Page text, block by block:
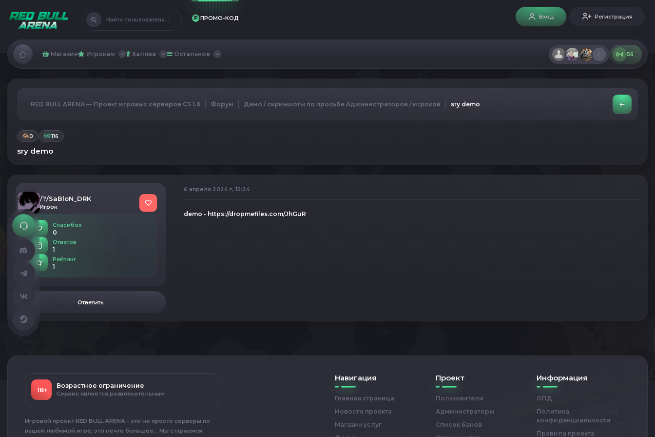
Найти пользователя... ПРОМО-КОД Вход Регистрация
Магазин Игрокам Халява Остальное 56
RED BULL ARENA — Проект игровых серверов CS 1.6 Форум Демо / скриншоты по просьбе Администраторов / игроков sry demo
0 116
sry demo
/?/SaBloN_DRK
Игрок
Спасибок
0
Ответов
1
Рейтинг
1
Ответить
6 апреля 2024 г, 15:24
demo - https://dropmefiles.com/JhGuR
18+
Возрастное ограничение
Сервис является развлекательным
Игровой проект RED BULL ARENA - это не просто серверы по
вашей любимой игре, это нечто большее... Мы стараемся
Навигация
Главная страница
Новости проекта
Магазин услуг
Проект
Пользователи
Администраторы
Список банов
Информация
ОПД
Политика
конфиденциальности
Правила проекта